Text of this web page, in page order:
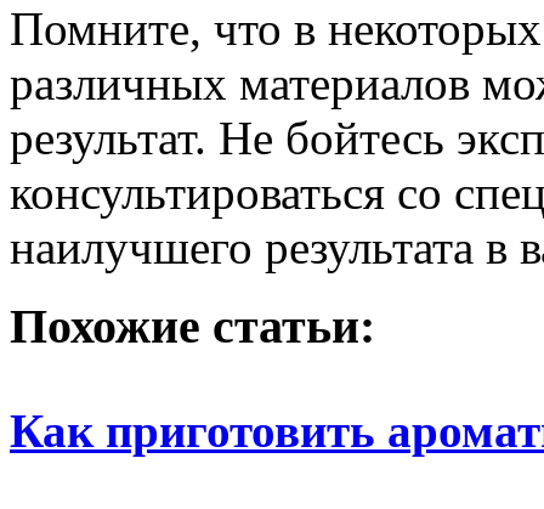
Помните, что в
различных материалов
результат. Не бойтесь
консультироваться со
наилучшего результата в
Похожие статьи:
Как приготовить